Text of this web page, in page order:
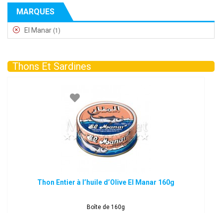
MARQUES
El Manar (1)
Thons Et Sardines
Thon Entier à l’huile d’Olive El Manar 160g
Boîte de 160g